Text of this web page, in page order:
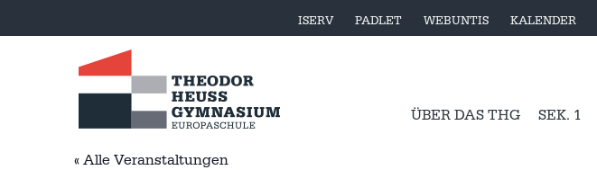
ISERV PADLET WEBUNTIS KALENDER
ÜBER DAS THG SEK. 1
« Alle Veranstaltungen